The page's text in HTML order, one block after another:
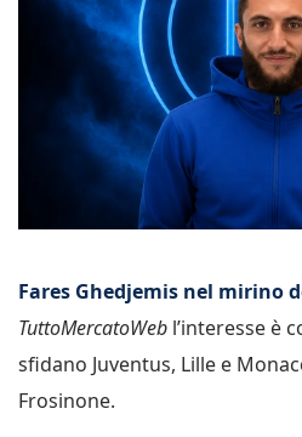
Fares Ghedjemis nel mirino
TuttoMercatoWeb l’interesse è
sfidano Juventus, Lille e
Frosinone.